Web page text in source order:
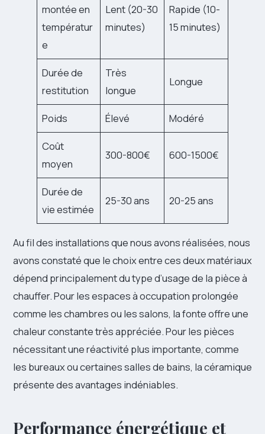
montée en
températur
e
Lent (20-30
minutes)
Rapide (10-
15 minutes)
Durée de
restitution
Très
longue
Longue
Poids Élevé Modéré
Coût
moyen
300-800€ 600-1500€
Durée de
vie estimée
25-30 ans 20-25 ans
Au fil des installations que nous avons réalisées, nous
avons constaté que le choix entre ces deux matériaux
dépend principalement du type d’usage de la pièce à
chauffer. Pour les espaces à occupation prolongée
comme les chambres ou les salons, la fonte offre une
chaleur constante très appréciée. Pour les pièces
nécessitant une réactivité plus importante, comme
les bureaux ou certaines salles de bains, la céramique
présente des avantages indéniables.
Performance énergétique et